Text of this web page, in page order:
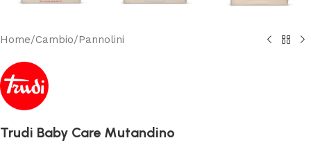
Home/Cambio/Pannolini
Trudi Baby Care Mutandino